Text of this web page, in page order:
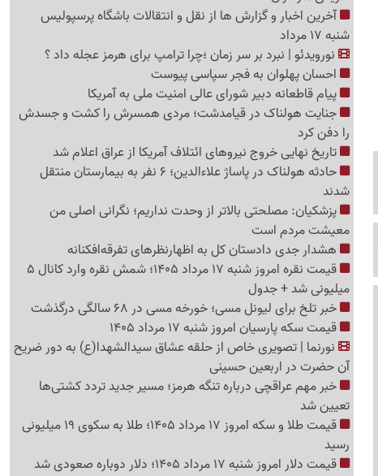
آخرین اخبار و گزارش ها از نقل و انتقالات باشگاه پرسپولیس
شنبه 17 مرداد
نورویدئو | نبرد بر سر زمان ؛چرا ترامپ برای هرمز عجله داد ؟
احسان پهلوان به فجر سپاسی پیوست
پیام قاطعانه دبیر شورای عالی امنیت ملی به آمریکا
جنایت هولناک در قیامدشت؛ مردی همسرش را کشت و جسدش
را دفن کرد
تاریخ نهایی خروج نیروهای ائتلاف آمریکا از عراق اعلام شد
حادثه هولناک در پاساژ علاءالدین؛ 6 نفر به بیمارستان منتقل
شدند
پزشکیان: مصلحتی بالاتر از وحدت نداریم؛ نگرانی اصلی من
معیشت مردم است
هشدار جدی دادستان کل به اظهارنظرهای تفرقه‌افکنانه
قیمت نقره امروز شنبه 17 مرداد 1405؛ شمش نقره وارد کانال 5
میلیونی شد + جدول
خبر تلخ برای لیونل مسی؛ خورخه مسی در 68 سالگی درگذشت
قیمت سکه پارسیان امروز شنبه 17 مرداد 1405
نورنما | تصویری خاص از حلقه عشاق سیدالشهدا(ع) به دور ضریح
آن حضرت در اربعین حسینی
خبر مهم عراقچی درباره تنگه هرمز؛ مسیر جدید تردد کشتی‌ها
تعیین شد
قیمت طلا و سکه امروز 17 مرداد 1405؛ طلا به سکوی 19 میلیونی
رسید
قیمت دلار امروز شنبه 17 مرداد 1405؛ دلار دوباره صعودی شد